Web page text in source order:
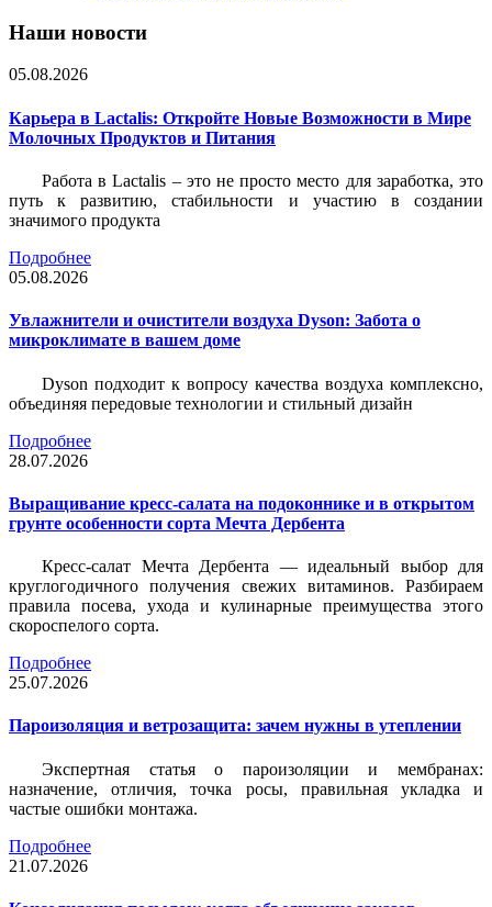
Наши новости
05.08.2026
Карьера в Lactalis: Откройте Новые Возможности в Мире
Молочных Продуктов и Питания
Работа в Lactalis – это не просто место для заработка, это
путь к развитию, стабильности и участию в создании
значимого продукта
Подробнее
05.08.2026
Увлажнители и очистители воздуха Dyson: Забота о
микроклимате в вашем доме
Dyson подходит к вопросу качества воздуха комплексно,
объединяя передовые технологии и стильный дизайн
Подробнее
28.07.2026
Выращивание кресс-салата на подоконнике и в открытом
грунте особенности сорта Мечта Дербента
Кресс-салат Мечта Дербента — идеальный выбор для
круглогодичного получения свежих витаминов. Разбираем
правила посева, ухода и кулинарные преимущества этого
скороспелого сорта.
Подробнее
25.07.2026
Пароизоляция и ветрозащита: зачем нужны в утеплении
Экспертная статья о пароизоляции и мембранах:
назначение, отличия, точка росы, правильная укладка и
частые ошибки монтажа.
Подробнее
21.07.2026